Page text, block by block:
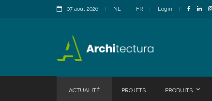
07 août 2026 NL FR Login
ACTUALITÉ PROJETS PRODUITS